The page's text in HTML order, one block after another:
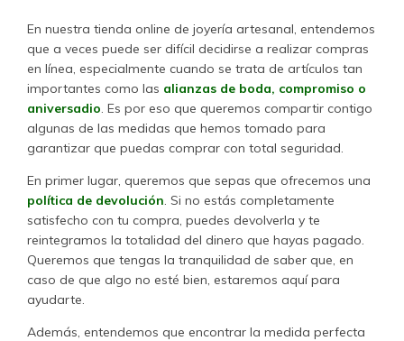
En nuestra tienda online de joyería artesanal, entendemos
que a veces puede ser difícil decidirse a realizar compras
en línea, especialmente cuando se trata de artículos tan
importantes como las alianzas de boda, compromiso o
aniversadio. Es por eso que queremos compartir contigo
algunas de las medidas que hemos tomado para
garantizar que puedas comprar con total seguridad.
En primer lugar, queremos que sepas que ofrecemos una
política de devolución. Si no estás completamente
satisfecho con tu compra, puedes devolverla y te
reintegramos la totalidad del dinero que hayas pagado.
Queremos que tengas la tranquilidad de saber que, en
caso de que algo no esté bien, estaremos aquí para
ayudarte.
Además, entendemos que encontrar la medida perfecta